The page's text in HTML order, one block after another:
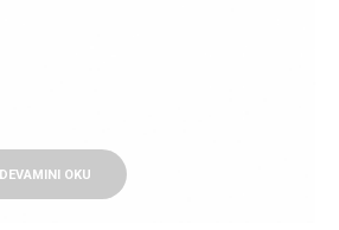
DEVAMINI OKU